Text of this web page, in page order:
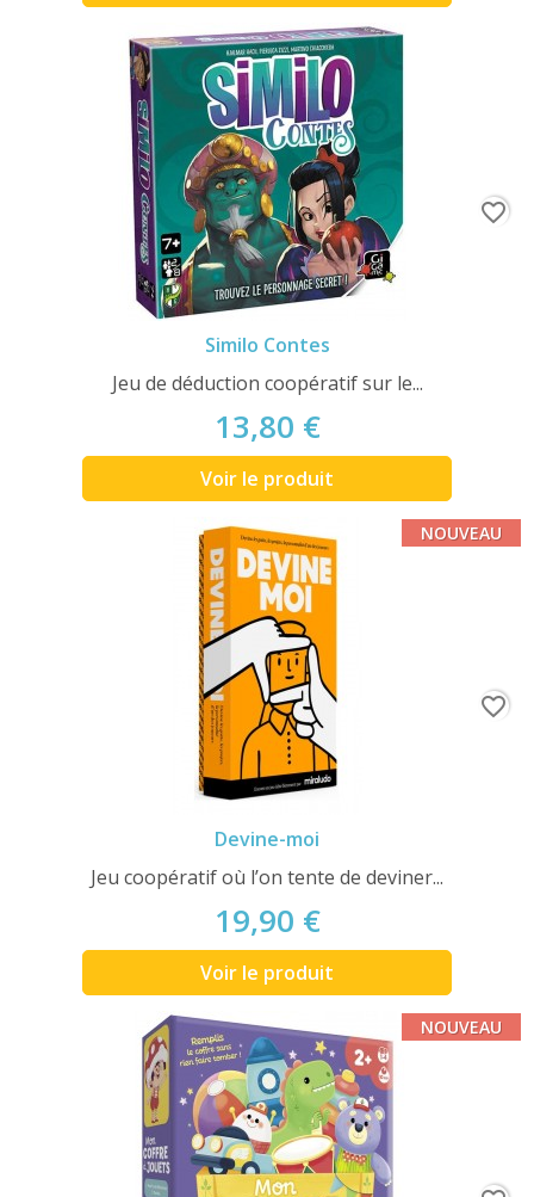
Similo Contes
Jeu de déduction coopératif sur le...
13,80 €
Voir le produit
favorite_border
Devine-moi
Jeu coopératif où l’on tente de deviner...
19,90 €
Voir le produit
NOUVEAU
favorite_border
NOUVEAU